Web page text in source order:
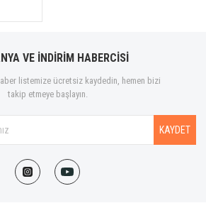
VE İNDİRİM HABERCİSİ
listemize ücretsiz kaydedin, hemen bizi
takip etmeye başlayın.
KAYDET